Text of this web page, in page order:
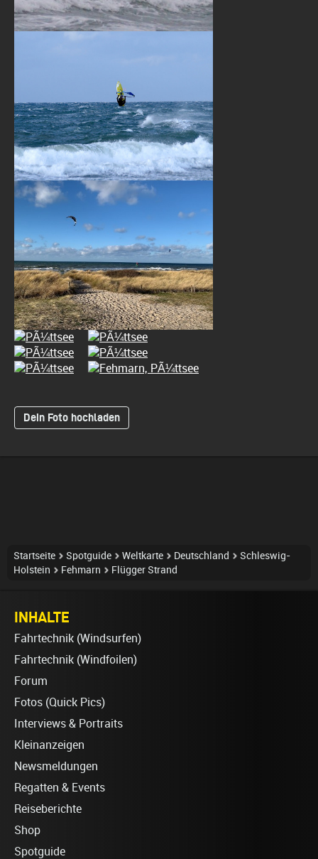
Dein Foto hochladen
Startseite Spotguide Weltkarte Deutschland
Schleswig-
Holstein
Fehmarn Flügger Strand
INHALTE
Fahrtechnik (Windsurfen)
Fahrtechnik (Windfoilen)
Forum
Fotos (Quick Pics)
Interviews & Portraits
Kleinanzeigen
Newsmeldungen
Regatten & Events
Reiseberichte
Shop
Spotguide